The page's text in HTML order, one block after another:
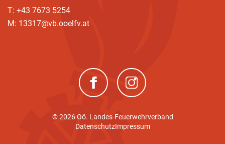
T: +43 7673 5254
M: 13317@vb.ooelfv.at
(neues Fenster)(neues Fenster)
© 2026 Oö. Landes-Feuerwehrverband
DatenschutzImpressum